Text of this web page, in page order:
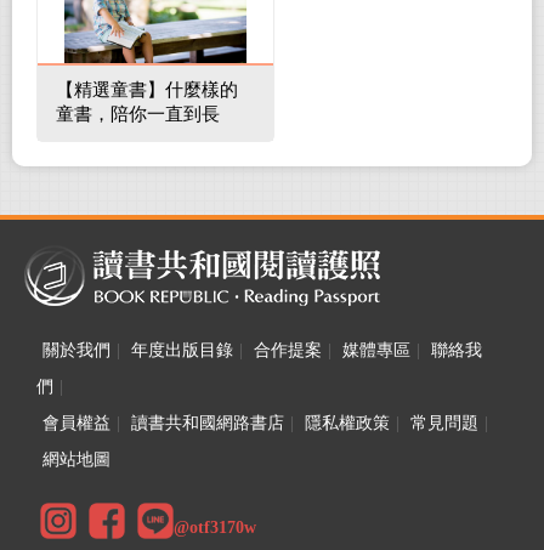
【精選童書】什麼樣的
童書，陪你一直到長
關於我們 年度出版目錄 合作提案 媒體專區
聯絡我
們
會員權益
讀書共和國網路書店 隱私權政策 常見問題
網站地圖
@otf3170w